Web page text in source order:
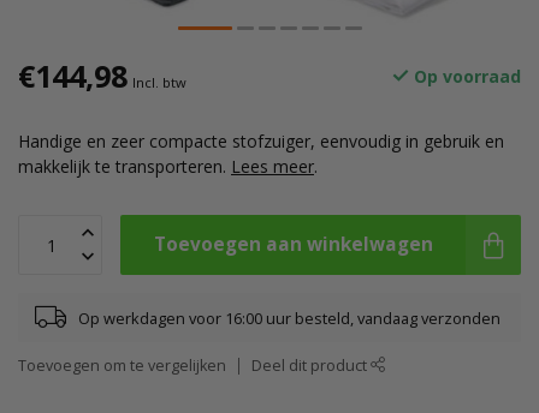
€144,98 Incl. btw Op voorraad
Handige en zeer compacte stofzuiger, eenvoudig in gebruik en
makkelijk te transporteren. Lees meer.
Toevoegen aan winkelwagen
Op werkdagen voor 16:00 uur besteld, vandaag verzonden
Toevoegen om te vergelijken Deel dit product